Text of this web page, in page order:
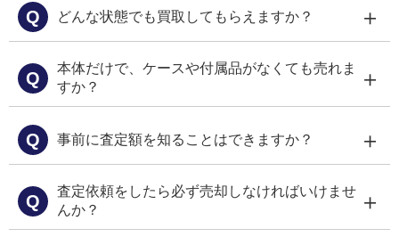
Q どんな状態でも買取してもらえますか？ ＋
Q
本体だけで、ケースや付属品がなくても売れま
すか？
＋
Q 事前に査定額を知ることはできますか？ ＋
LINE
Q
査定依頼をしたら必ず売却しなければいけませ
んか？
＋